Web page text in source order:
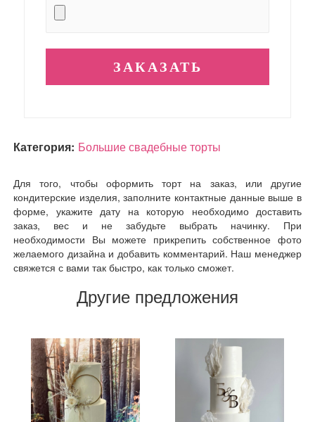
Категория: Большие свадебные торты
Для того, чтобы оформить торт на заказ, или другие
кондитерские изделия, заполните контактные данные выше в
форме, укажите дату на которую необходимо доставить
заказ, вес и не забудьте выбрать начинку. При
необходимости Вы можете прикрепить собственное фото
желаемого дизайна и добавить комментарий. Наш менеджер
свяжется с вами так быстро, как только сможет.
Другие предложения